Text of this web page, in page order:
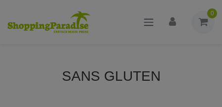
0
SANS GLUTEN